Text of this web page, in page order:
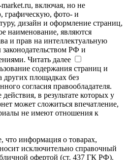
включая, но не
графическую, фото- и
дизайн и оформление страниц,
наименование, являются
и прав на интеллектуальную
РФ и
Читать далее
содержания страниц и
других площадках без
согласия правообладателя.
в результате которых у
может сложиться впечатление,
не имеют отношения к
информация о товарах,
исключительно справочный
офертой (ст. 437 ГК РФ).